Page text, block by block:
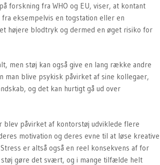
forskning fra WHO og EU, viser, at kontant
eksempelvis en togstation eller en
højere blodtryk og dermed en øget risiko for
men støj kan også give en lang række andre
man blive psykisk påvirket af sine kollegaer,
og det kan hurtigt gå ud over
blev påvirket af kontorstøj udviklede flere
motivation og deres evne til at løse kreative
er altså også en reel konsekvens af for
gøre det svært, og i mange tilfælde helt